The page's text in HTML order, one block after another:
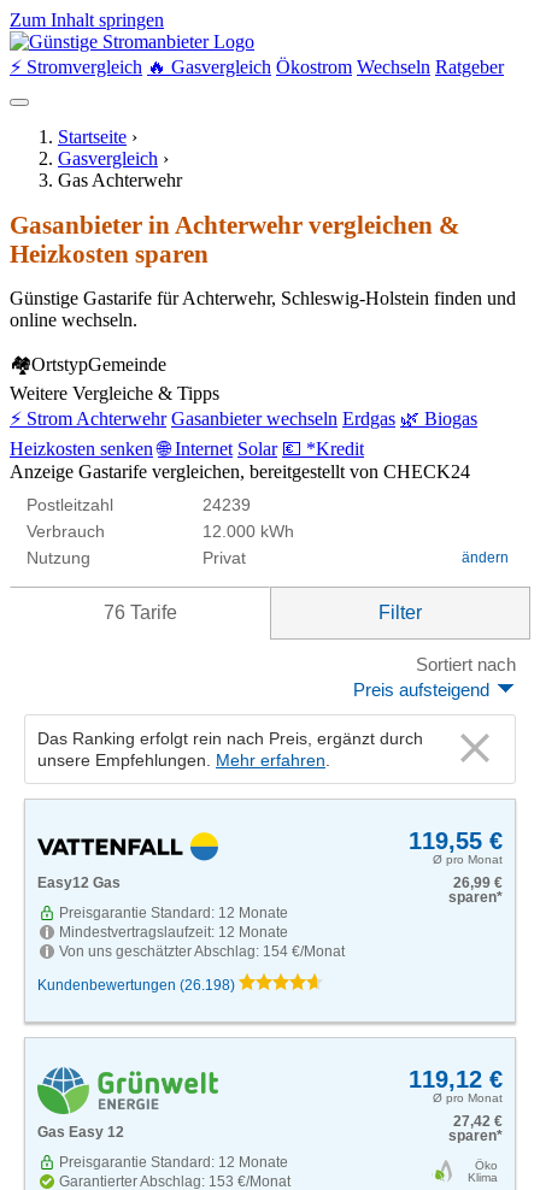
Zum Inhalt springen
⚡ Stromvergleich 🔥 Gasvergleich Ökostrom Wechseln Ratgeber
Startseite ›
Gasvergleich ›
Gas Achterwehr
Gasanbieter in Achterwehr vergleichen &
Heizkosten sparen
Günstige Gastarife für Achterwehr, Schleswig-Holstein finden und
online wechseln.
🏘OrtstypGemeinde
Weitere Vergleiche & Tipps
⚡ Strom Achterwehr Gasanbieter wechseln Erdgas 🌿 Biogas
Heizkosten senken 🌐 Internet Solar 💶 *Kredit
Anzeige Gastarife vergleichen, bereitgestellt von CHECK24